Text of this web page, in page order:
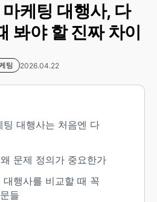
케팅 대행사, 다
봐야 할 진짜 차이
팅 2026.04.22
대행사는 처음엔 다
문제 정의가 중요한가
행사를 비교할 때 꼭
들